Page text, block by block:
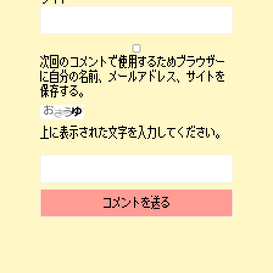
次回のコメントで使用するためブラウザー
に自分の名前、メールアドレス、サイトを
保存する。
上に表示された文字を入力してください。